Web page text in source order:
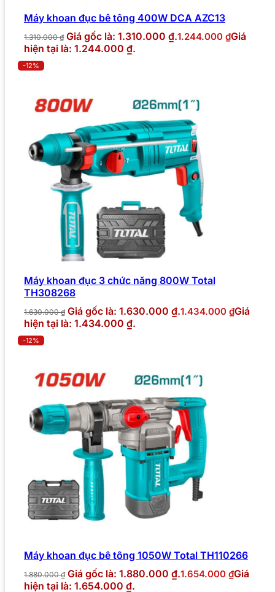
Máy khoan đục bê tông 400W DCA AZC13
1.310.000₫ Giá gốc là: 1.310.000 ₫.1.244.000 ₫Giá
hiện tại là: 1.244.000 ₫.
-12%
Máy khoan đục 3 chức năng 800W Total
TH308268
1.630.000₫ Giá gốc là: 1.630.000 ₫.1.434.000 ₫Giá
hiện tại là: 1.434.000 ₫.
-12%
Máy khoan đục bê tông 1050W Total TH110266
1.880.000₫ Giá gốc là: 1.880.000 ₫.1.654.000 ₫Giá
hiện tại là: 1.654.000 ₫.